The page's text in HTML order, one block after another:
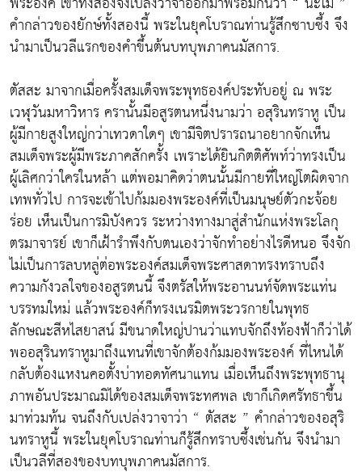
คำกล่าวของยักษ์ทั้งสองนี้ พระในยุคโบราณท่านรู้สึกซาบซึ้ง จึง
นำมาเป็นวลีแรกของคำขึ้นต้นบทบุพภาคนมัสการ.
ตัสสะ มาจากเมื่อครั้งสมเด็จพระพุทธองค์ประทับอยู่ ณ พระ
เวฬุวันมหาวิหาร ครานั้นมีอสูรตนหนึ่งนามว่า อสุรินทราหู เป็น
ผู้มีกายสูงใหญ่กว่าเทวดาใดๆ เขามีจิตปรารถนาอยากจักเห็น
สมเด็จพระผู้มีพระภาคสักครั้ง เพราะได้ยินกิตติศัพท์ว่าทรงเป็น
ผู้เลิศกว่าใครในหล้า แต่พอมาคิดว่าตนนั้นมีกายที่ใหญ่โตผิดจาก
เทพทั่วไป การจะเข้าไปก้มมองพระองค์ที่เป็นมนุษย์ตัวกะจ้อย
ร่อย เห็นเป็นการมิบังควร ระหว่างทางมาสู่สำนักแห่งพระโลกุ
ตรมาจารย์ เขาก็เฝ้ารำพึงกับตนเองว่าจักทำอย่างไรดีหนอ จึงจัก
ไม่เป็นการลบหลู่ต่อพระองค์สมเด็จพระศาสดาทรงทราบถึง
ความกังวลใจของอสูรตนนี้ จึงตรัสให้พระอานนท์จัดพระแท่น
บรรทมใหม่ แล้วพระองค์ก็ทรงเนรมิตพระวรกายในพุทธ
ลักษณะสีหไสยาสน์ มีขนาดใหญ่ปานว่าแทบจักถึงท้องฟ้าก็ว่าได้
พออสุรินทราหูมาถึงแทนที่เขาจักต้องก้มมองพระองค์ ที่ไหนได้
กลับต้องแหงนคอตั้งบ่าทอดทัศนาแทน เมื่อเห็นถึงพระพุทธานุ
ภาพอันประมาณมิได้ของสมเด็จพระทศพล เขาก็เกิดศรัทธาขึ้น
มาท่วมท้น จนถึงกับเปล่งวาจาว่า “ ตัสสะ ” คำกล่าวของอสุริ
นทราหูนี้ พระในยุคโบราณท่านก็รู้สึกทราบซึ้งเช่นกัน จึงนำมา
เป็นวลีที่สองของบทบุพภาคนมัสการ.